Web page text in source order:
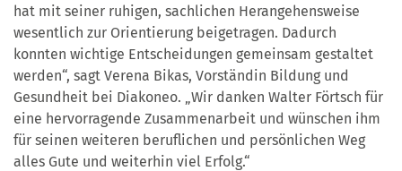
hat mit seiner ruhigen, sachlichen Herangehensweise
wesentlich zur Orientierung beigetragen. Dadurch
konnten wichtige Entscheidungen gemeinsam gestaltet
werden“, sagt Verena Bikas, Vorständin Bildung und
Gesundheit bei Diakoneo. „Wir danken Walter Förtsch für
eine hervorragende Zusammenarbeit und wünschen ihm
für seinen weiteren beruflichen und persönlichen Weg
alles Gute und weiterhin viel Erfolg.“